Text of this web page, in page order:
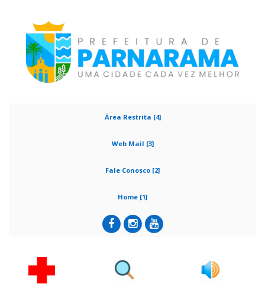
Área Restrita [4]
Web Mail [3]
Fale Conosco [2]
Home [1]